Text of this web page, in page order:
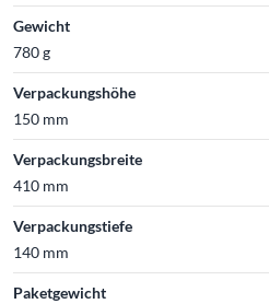
Gewicht
780 g
Verpackungshöhe
150 mm
Verpackungsbreite
410 mm
Verpackungstiefe
140 mm
Paketgewicht